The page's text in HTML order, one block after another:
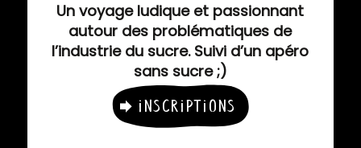
Un voyage ludique et passionnant
autour des problématiques de
l’industrie du sucre. Suivi d’un apéro
sans sucre ;)
Inscriptions